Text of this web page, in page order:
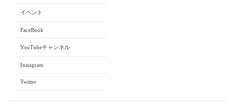
イベント
FaceBook
YouTubeチャンネル
Instagram
Twitter